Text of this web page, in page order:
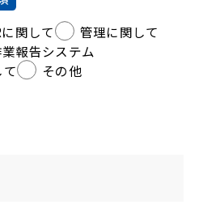
関して
管理に関して
報告システム
て
その他